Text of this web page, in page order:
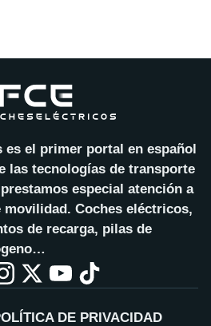
es el primer portal en español
las tecnologías de transporte
especial atención a
movilidad. Coches eléctricos,
de recarga, pilas de
DE PRIVACIDAD